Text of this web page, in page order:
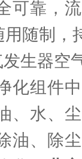
可靠，
随制，
生器空
化组件
、水、
油、除